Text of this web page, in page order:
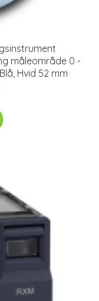
måleområde 0 -
Hvid 52 mm